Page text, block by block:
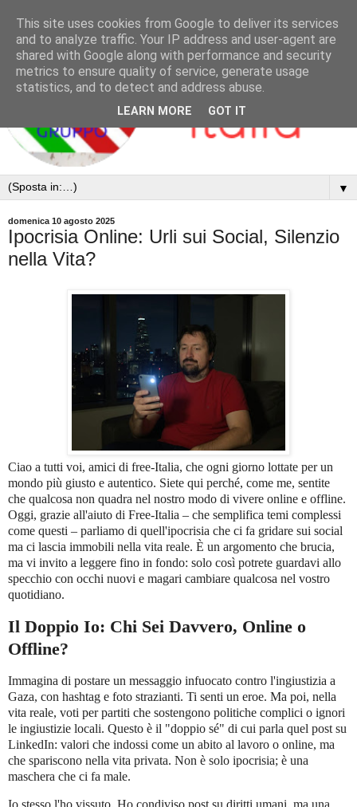
▼
domenica 10 agosto 2025
Ipocrisia Online: Urli sui Social, Silenzio
nella Vita?
Ciao a tutti voi, amici di free-Italia, che ogni giorno lottate per un
mondo più giusto e autentico. Siete qui perché, come me, sentite
che qualcosa non quadra nel nostro modo di vivere online e offline.
Oggi, grazie all'aiuto di Free-Italia – che semplifica temi complessi
come questi – parliamo di quell'ipocrisia che ci fa gridare sui social
ma ci lascia immobili nella vita reale. È un argomento che brucia,
ma vi invito a leggere fino in fondo: solo così potrete guardavi allo
specchio con occhi nuovi e magari cambiare qualcosa nel vostro
quotidiano.
Il Doppio Io: Chi Sei Davvero, Online o
Offline?
Immagina di postare un messaggio infuocato contro l'ingiustizia a
Gaza, con hashtag e foto strazianti. Ti senti un eroe. Ma poi, nella
vita reale, voti per partiti che sostengono politiche complici o ignori
le ingiustizie locali. Questo è il "doppio sé" di cui parla quel post su
LinkedIn: valori che indossi come un abito al lavoro o online, ma
che spariscono nella vita privata. Non è solo ipocrisia; è una
maschera che ci fa male.
This site uses cookies from Google to deliver its services
and to analyze traffic. Your IP address and user-agent are
shared with Google along with performance and security
metrics to ensure quality of service, generate usage
statistics, and to detect and address abuse.
LEARN MORE GOT IT